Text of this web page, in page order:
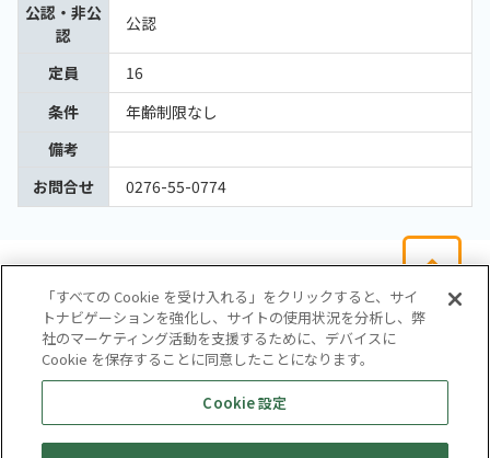
公認・非公
認
公認
定員
16
条件
年齢制限なし
備考
お問合せ
0276-55-0774
会社概要
サイトマップ
お問い合わせ
個人情報保護方針
株式会社テイツー
「すべての Cookie を受け入れる」をクリックすると、サイ
トナビゲーションを強化し、サイトの使用状況を分析し、弊
社のマーケティング活動を支援するために、デバイスに
Cookie を保存することに同意したことになります。
Cookie 設定